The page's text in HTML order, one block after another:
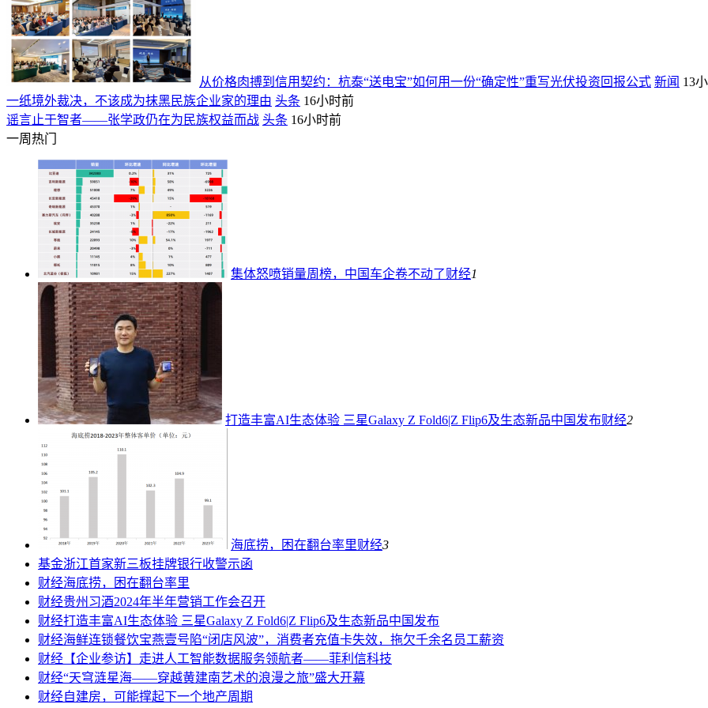
从价格肉搏到信用契约：杭泰“送电宝”如何用一份“确定性”重写光伏投资回报公式 新闻 13
一纸境外裁决，不该成为抹黑民族企业家的理由 头条 16小时前
谣言止于智者——张学政仍在为民族权益而战 头条 16小时前
一周热门
集体怒喷销量周榜，中国车企卷不动了财经1
打造丰富AI生态体验 三星Galaxy Z Fold6|Z Flip6及生态新品中国发布财经2
海底捞，困在翻台率里财经3
基金浙江首家新三板挂牌银行收警示函
财经海底捞，困在翻台率里
财经贵州习酒2024年半年营销工作会召开
财经打造丰富AI生态体验 三星Galaxy Z Fold6|Z Flip6及生态新品中国发布
财经海鲜连锁餐饮宝燕壹号陷“闭店风波”，消费者充值卡失效，拖欠千余名员工薪资
财经 【企业参访】走进人工智能数据服务领航者——菲利信科技
财经“天穹涟星海——穿越黄建南艺术的浪漫之旅”盛大开幕
财经自建房，可能撑起下一个地产周期